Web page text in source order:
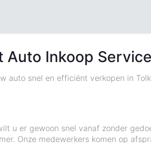
Auto Inkoop Service
auto snel en efficiënt verkopen in
u er gewoon snel vanaf zonder
Onze medewerkers komen op